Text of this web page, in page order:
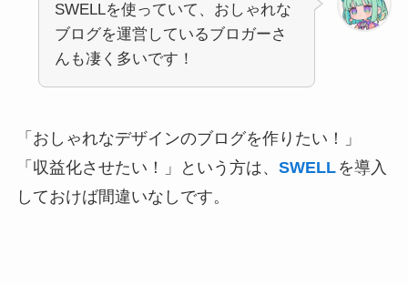
SWELLを使っていて、おしゃれな
ブログを運営しているブロガーさ
んも凄く多いです！
「おしゃれなデザインのブログを作りたい！」
「収益化させたい！」という方は、 SWELL を導入
しておけば間違いなしです。